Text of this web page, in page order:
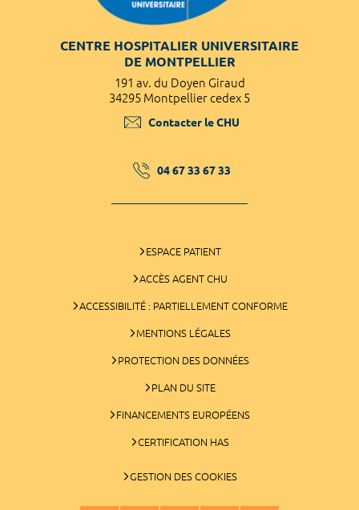
CENTRE HOSPITALIER UNIVERSITAIRE
DE MONTPELLIER
191 av. du Doyen Giraud
34295 Montpellier cedex 5
Contacter le CHU
04 67 33 67 33
ESPACE PATIENT
ACCÈS AGENT CHU
ACCESSIBILITÉ : PARTIELLEMENT CONFORME
MENTIONS LÉGALES
PROTECTION DES DONNÉES
PLAN DU SITE
FINANCEMENTS EUROPÉENS
CERTIFICATION HAS
GESTION DES COOKIES